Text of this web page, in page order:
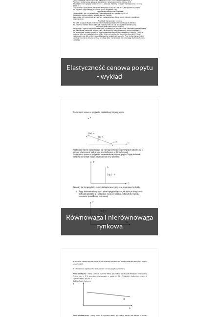
Elastyczność cenowa popytu
- wykład
Równowaga i nierównowaga
rynkowa